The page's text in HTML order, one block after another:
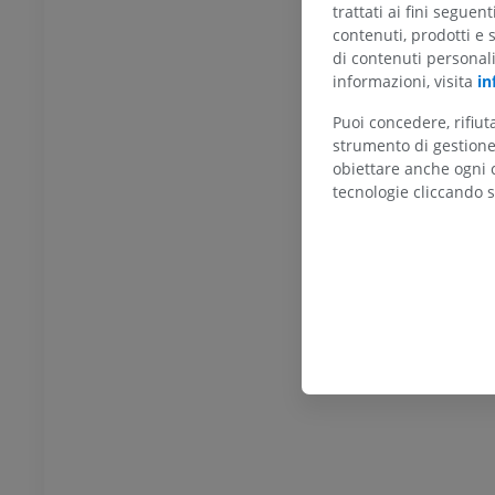
Arto inferiore
Illustrazioni
TC di caviglia e piede
trattati ai fini
contenuti, prodotti e
di contenuti
informazioni, visita
Puoi concedere,
strumento di
obiettare anche ogni
tecnologie cliccando